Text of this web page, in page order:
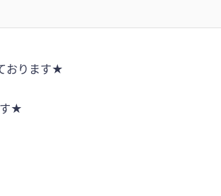
おります★
す★